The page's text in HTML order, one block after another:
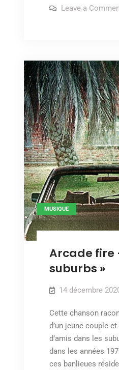
Leave a
MUSIQUE
Arcade fire
suburbs »
14 décembre
Cette chanson
d’un jeune couple
d’amis dans les
dans les années
ces banlieues